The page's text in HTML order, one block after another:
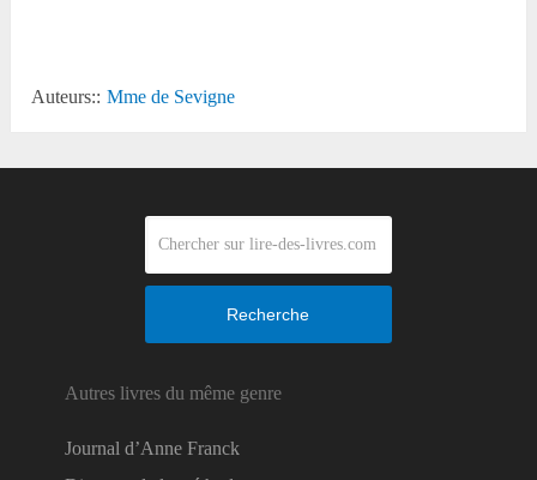
Auteurs:: Mme de Sevigne
Recherche
Autres livres du même genre
Journal d’Anne Franck